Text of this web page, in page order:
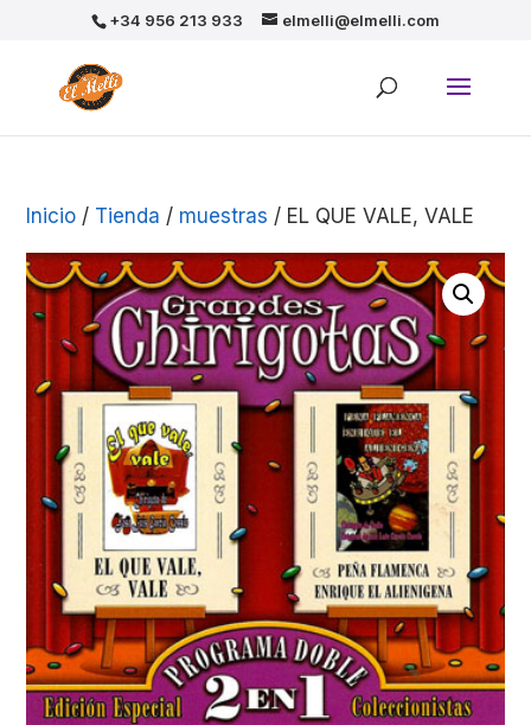
+34 956 213 933 elmelli@elmelli.com
Inicio / Tienda / muestras / EL QUE VALE, VALE